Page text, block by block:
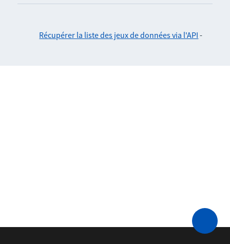
Récupérer la liste des jeux de données via l'API -